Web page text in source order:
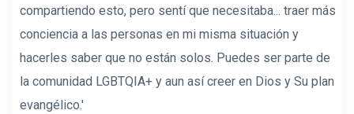
compartiendo esto, pero sentí que necesitaba... traer más
conciencia a las personas en mi misma situación y
hacerles saber que no están solos. Puedes ser parte de
la comunidad LGBTQIA+ y aun así creer en Dios y Su plan
evangélico.'